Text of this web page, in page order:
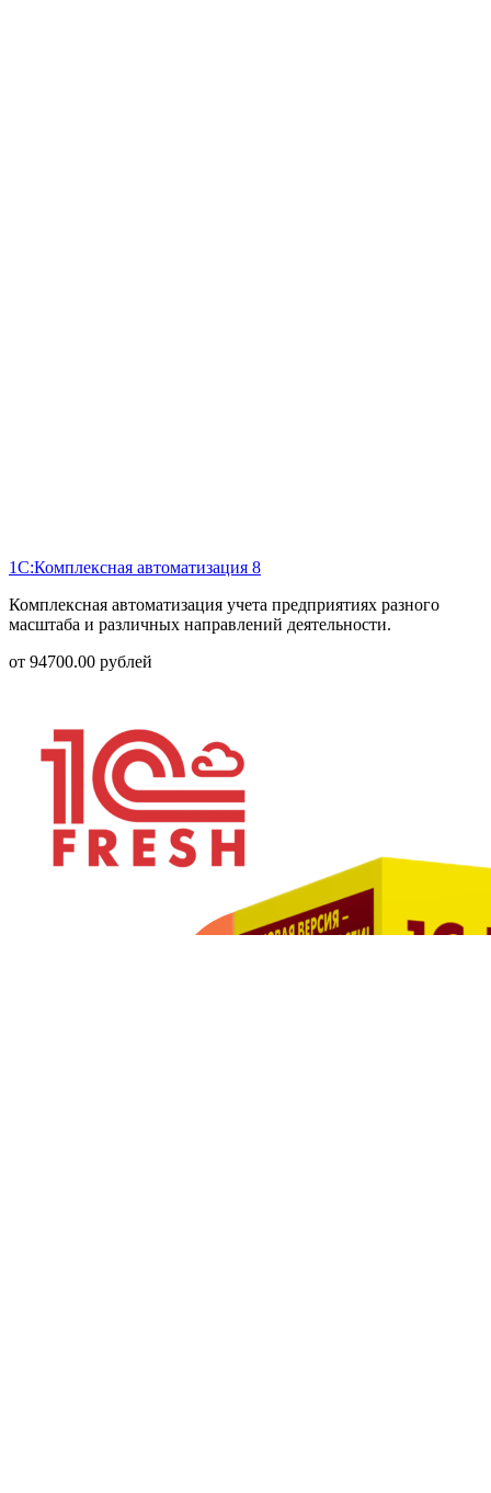
1С:Комплексная автоматизация 8
Комплексная автоматизация учета предприятиях разного
масштаба и различных направлений деятельности.
от 94700.00 рублей